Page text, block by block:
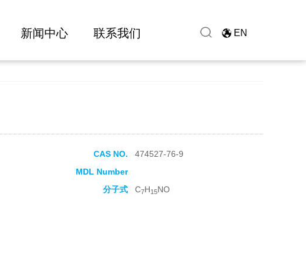
新闻中心 联系我们 EN
CAS NO.
474527-76-9
MDL Number
分子式 C7H15NO